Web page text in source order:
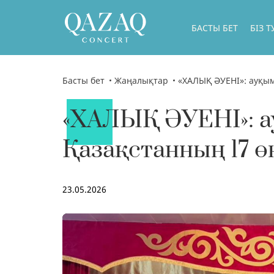
БАСТЫ БЕТ БІЗ
Басты бет
Жаңалықтар «ХАЛЫҚ ӘУЕНІ»: ауқымды
«ХАЛЫҚ ӘУЕНІ»:
Қазақстанның 17
23.05.2026